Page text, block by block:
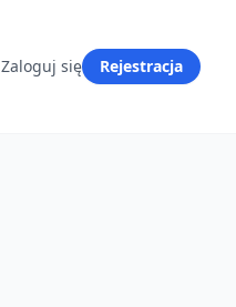
Zaloguj się Rejestracja